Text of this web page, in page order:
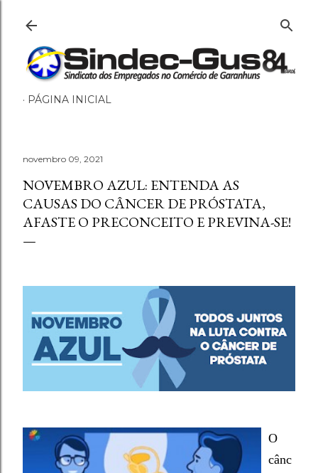
PÁGINA INICIAL
novembro 09, 2021
NOVEMBRO AZUL: ENTENDA AS
CAUSAS DO CÂNCER DE PRÓSTATA,
AFASTE O PRECONCEITO E PREVINA-SE!
O
cânc